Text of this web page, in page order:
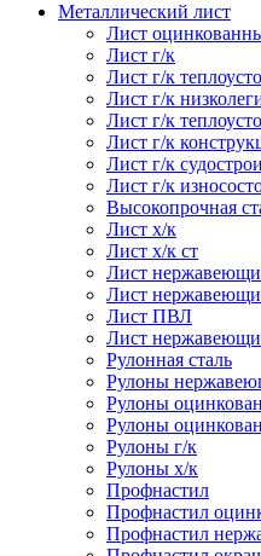
Металлический лист
Лист
Лист г/к
Лист г/к
Лист г/к
Лист г/к
Лист г/к
Лист г/к
Лист г/к
Высокопрочная
Лист х/к
Лист х/к ст
Лист
Лист
Лист ПВЛ
Лист
Рулонная сталь
Рулоны
Рулоны
Рулоны
Рулоны г/к
Рулоны х/к
Профнастил
Профнастил
Профнастил